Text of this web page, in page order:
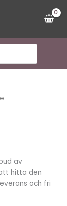
av
hitta den
och fri